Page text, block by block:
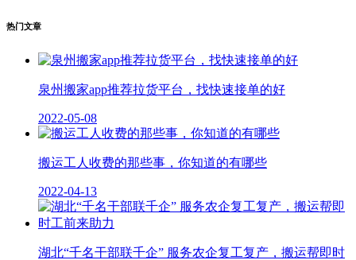
热门文章
泉州搬家app推荐拉货平台，找快速接单的好
2022-05-08
搬运工人收费的那些事，你知道的有哪些
2022-04-13
湖北“千名干部联千企” 服务农企复工复产，搬运帮即时